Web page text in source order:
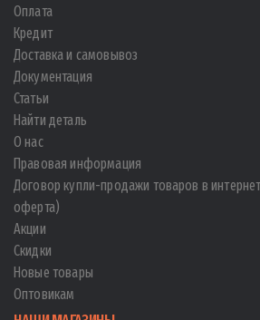
Оплата
Кредит
Доставка и самовывоз
Документация
Статьи
Найти деталь
О нас
Правовая информация
Договор купли-продажи товаров в
оферта)
Акции
Скидки
Новые товары
Оптовикам